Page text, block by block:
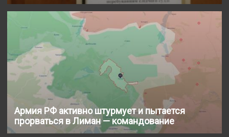
Армия РФ активно штурмует и пытается
прорваться в Лиман — командование